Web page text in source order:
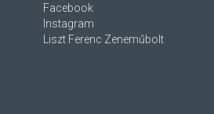
Facebook
Instagram
Liszt Ferenc Zeneműbolt